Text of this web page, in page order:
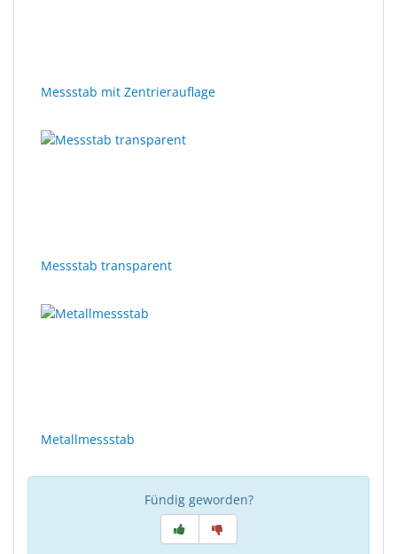
Messstab mit Zentrierauflage
Messstab transparent
Metallmessstab
Fündig geworden?